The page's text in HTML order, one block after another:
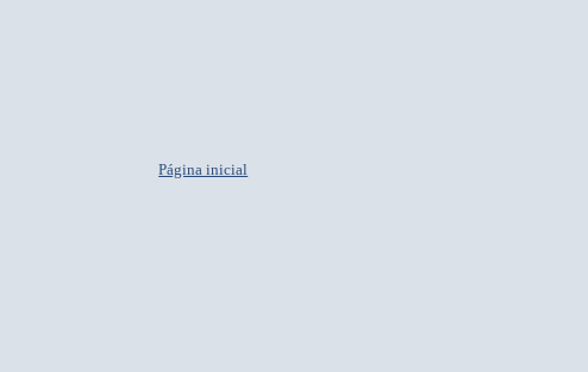
Página inicial